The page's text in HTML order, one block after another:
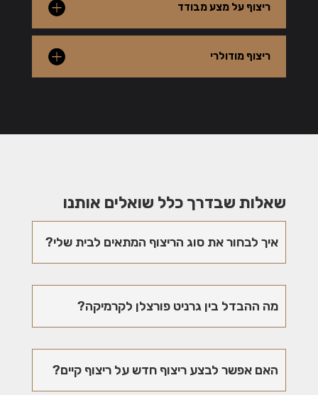
ריצוף על מצע מבודד
ריצוף מודולרי
שאלות שבדרך כלל שואלים אותנו
איך לבחור את סוג הריצוף המתאים לבית שלי?
מה ההבדל בין גרניט פורצלן לקרמיקה?
האם אפשר לבצע ריצוף חדש על ריצוף קיים?